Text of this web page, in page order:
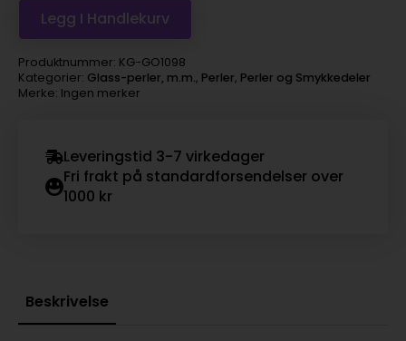
Legg I Handlekurv
Produktnummer: KG-GO1098
Kategorier: Glass-perler, m.m., Perler, Perler og Smykkedeler
Merke: Ingen merker
Leveringstid 3-7 virkedager
Fri frakt på standardforsendelser over
1000 kr
Beskrivelse